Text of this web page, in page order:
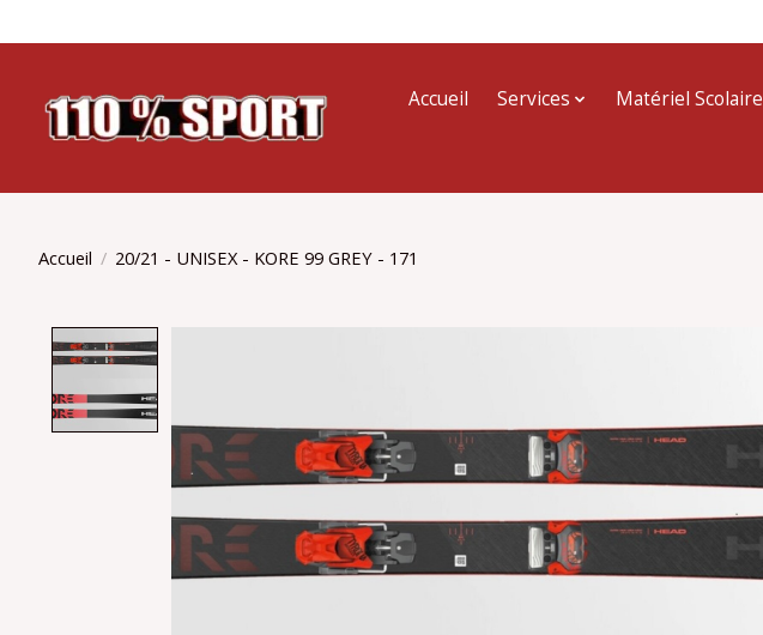
Accueil Services Matériel Scolaire
Accueil / 20/21 - UNISEX - KORE 99 GREY - 171